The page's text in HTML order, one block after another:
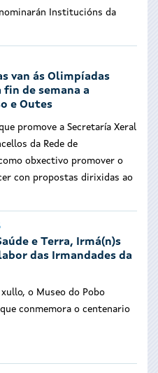
Institucións da
van ás Olimpíadas
fin de semana a
e Outes
promove a Secretaría Xeral
da Rede de
obxectivo promover o
con propostas dirixidas ao
e Terra, Irmá(n)s
das Irmandades da
o Museo do Pobo
conmemora o centenario